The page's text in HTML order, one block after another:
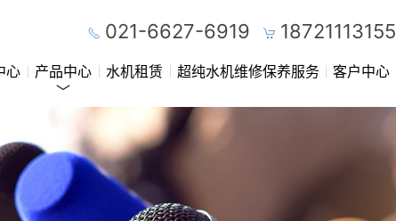
021-6627-6919 18721113155
心 产品中心 水机租赁 超纯水机维修保养服务 客户中心